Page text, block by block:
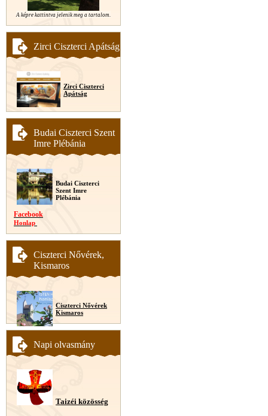
A képre kattintva jelenik meg a tartalom.
Zirci Ciszterci Apátság
Zirci Ciszterci
Apátság
Budai Ciszterci Szent
Imre Plébánia
Budai Ciszterci
Szent Imre
Plébánia
Facebook
Honlap
Ciszterci Nővérek,
Kismaros
Ciszterci Nővérek
Kismaros
Napi olvasmány
Taizéi közösség